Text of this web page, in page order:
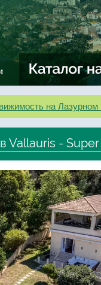
на Лазурном
Vallauris -